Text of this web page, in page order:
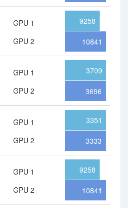
GPU 1
GPU 2
9258
10841
GPU 1
GPU 2
3709
3696
GPU 1
GPU 2
3351
3333
GPU 1
GPU 2
9258
10841